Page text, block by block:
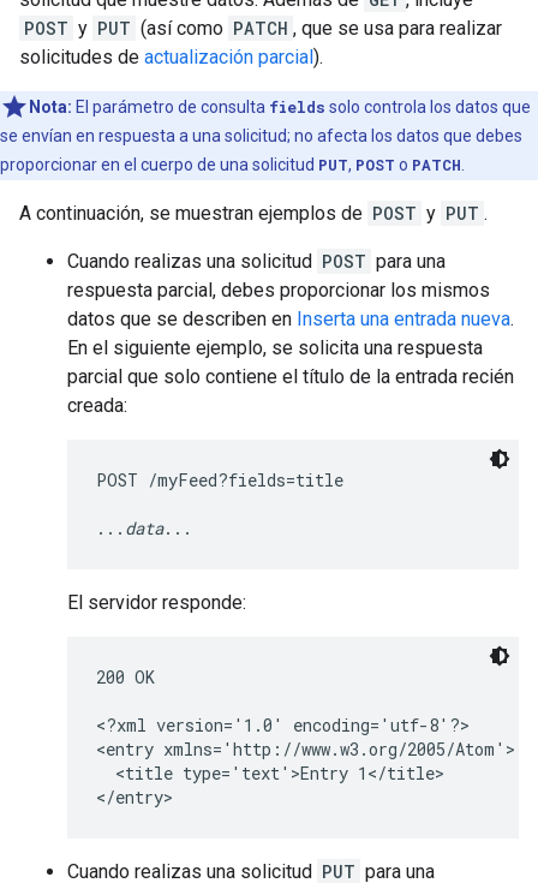
POST y PUT (así como PATCH , que se usa para realizar
solicitudes de actualización parcial).
Nota: El parámetro de consulta fields solo controla los datos que
se envían en respuesta a una solicitud; no afecta los datos que debes
proporcionar en el cuerpo de una solicitud PUT, POST o PATCH
A continuación, se muestran ejemplos de POST y PUT .
Cuando realizas una solicitud POST para una
respuesta parcial, debes proporcionar los mismos
datos que se describen en Inserta una entrada nueva.
En el siguiente ejemplo, se solicita una respuesta
parcial que solo contiene el título de la entrada recién
creada:
POST /myFeed?fields=title
... data
El servidor responde:
200 OK
<?xml version='1.0' encoding='utf-8'?>
<entry xmlns='http://www.w3.org/2005/Atom'>
  <title type='text'>Entry 1</title>
</entry>
Cuando realizas una solicitud PUT para una